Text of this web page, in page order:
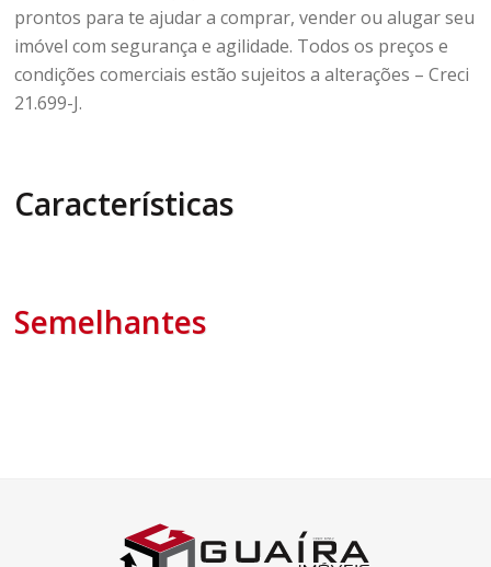
prontos para te ajudar a comprar, vender ou alugar seu
imóvel com segurança e agilidade. Todos os preços e
condições comerciais estão sujeitos a alterações – Creci
21.699-J.
Características
Semelhantes